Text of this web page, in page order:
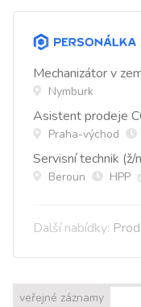
Mechanizátor v
Nymburk
Asistent prodeje
Praha-východ
Servisní technik (ž/
Beroun HPP
Další nabídky:
veřejné záznamy